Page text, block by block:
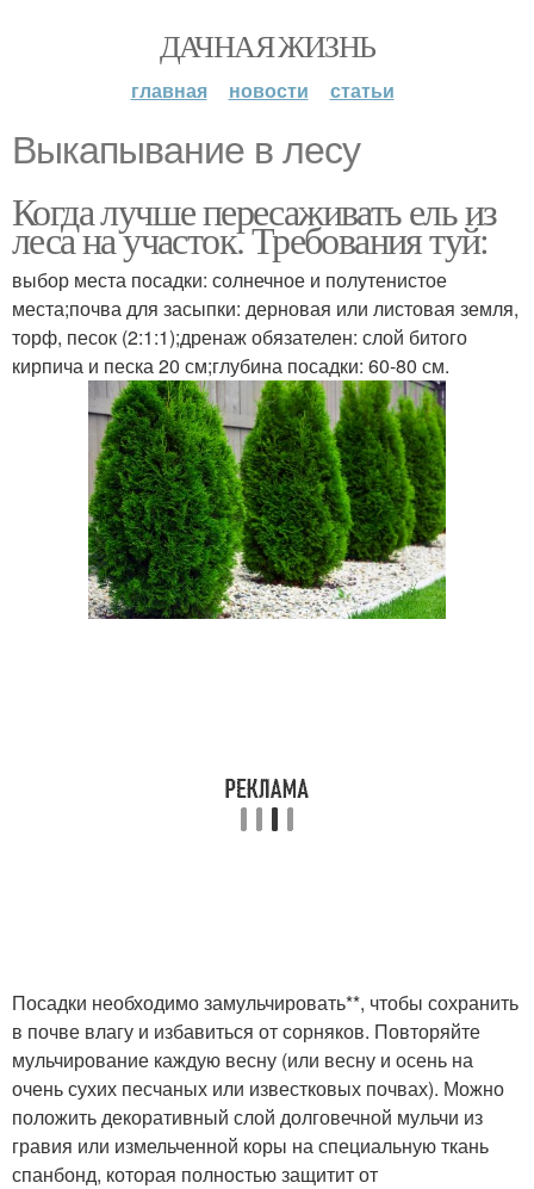
ДАЧНАЯ ЖИЗНЬ
главная новости статьи
Выкапывание в лесу
Когда лучше пересаживать ель из
леса на участок. Требования туй:
выбор места посадки: солнечное и полутенистое
места;почва для засыпки: дерновая или листовая земля,
торф, песок (2:1:1);дренаж обязателен: слой битого
кирпича и песка 20 см;глубина посадки: 60-80 см.
Посадки необходимо замульчировать**, чтобы сохранить
в почве влагу и избавиться от сорняков. Повторяйте
мульчирование каждую весну (или весну и осень на
очень сухих песчаных или известковых почвах). Можно
положить декоративный слой долговечной мульчи из
гравия или измельченной коры на специальную ткань
спанбонд, которая полностью защитит от